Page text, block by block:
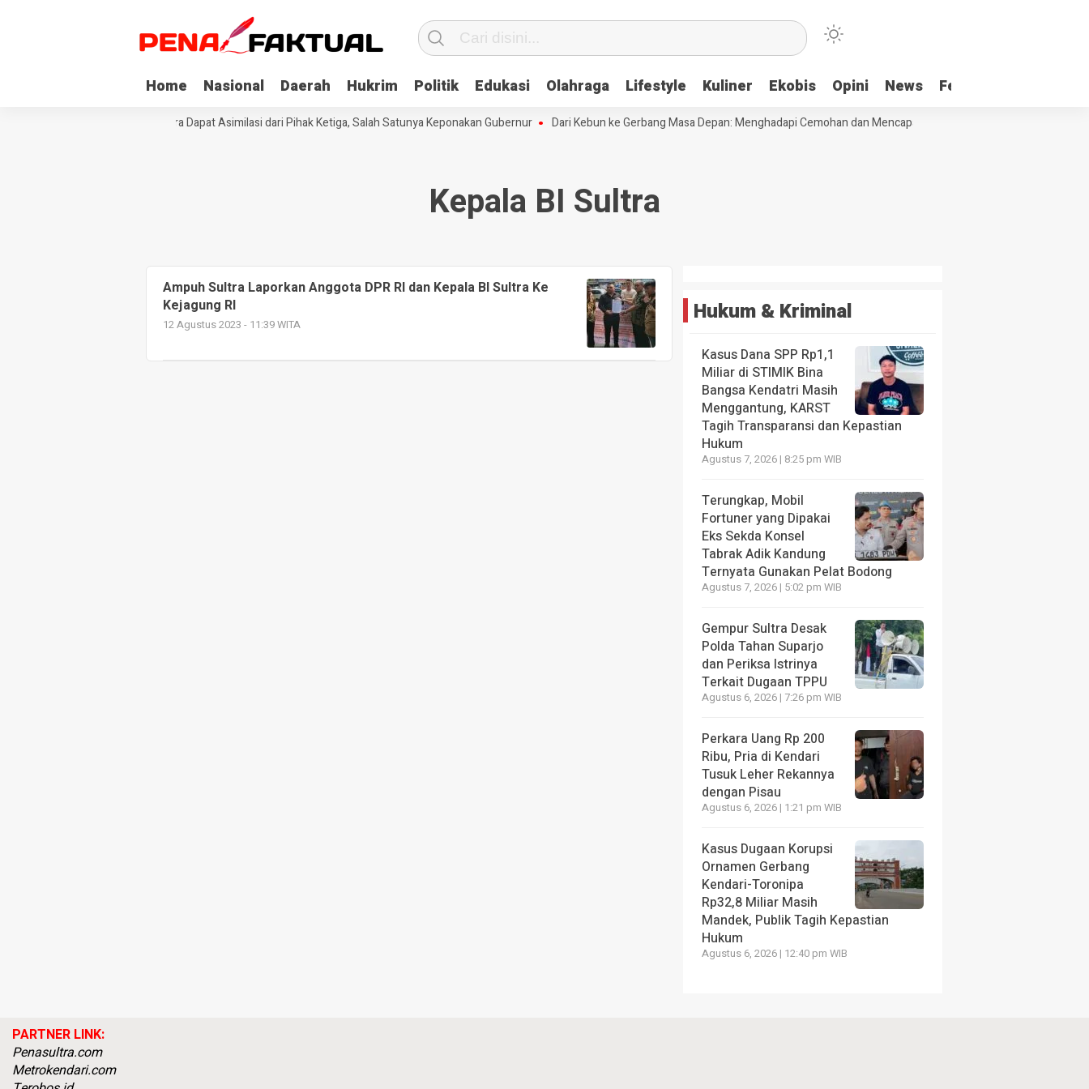
Home Nasional Daerah Hukrim Politik Edukasi Olahraga Lifestyle Kuliner Ekobis Opini News Feature
Tiga Napi Korupsi di Sultra Dapat Asimilasi dari Pihak Ketiga, Salah Satunya Keponakan Gubernur Dari Kebun ke Gerbang Masa Depan: Menghadapi Cemohan dan Mencapai Impian
Kepala BI Sultra
Ampuh Sultra Laporkan Anggota DPR RI dan Kepala BI Sultra Ke
Kejagung RI
12 Agustus 2023 - 11:39 WITA Hukum & Kriminal
Kasus Dana SPP Rp1,1
Miliar di STIMIK Bina
Bangsa Kendatri Masih
Menggantung, KARST
Tagih Transparansi dan Kepastian
Hukum
Agustus 7, 2026 | 8:25 pm WIB
Terungkap, Mobil
Fortuner yang Dipakai
Eks Sekda Konsel
Tabrak Adik Kandung
Ternyata Gunakan Pelat Bodong
Agustus 7, 2026 | 5:02 pm WIB
Gempur Sultra Desak
Polda Tahan Suparjo
dan Periksa Istrinya
Terkait Dugaan TPPU
Agustus 6, 2026 | 7:26 pm WIB
Perkara Uang Rp 200
Ribu, Pria di Kendari
Tusuk Leher Rekannya
dengan Pisau
Agustus 6, 2026 | 1:21 pm WIB
Kasus Dugaan Korupsi
Ornamen Gerbang
Kendari-Toronipa
Rp32,8 Miliar Masih
Mandek, Publik Tagih Kepastian
Hukum
Agustus 6, 2026 | 12:40 pm WIB
PARTNER LINK:
Penasultra.com
Metrokendari.com